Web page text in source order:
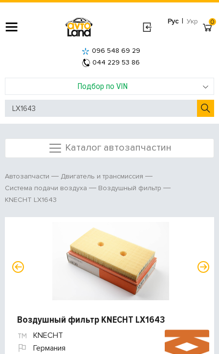
Рус | Укр
Подбор по VIN
096 548 69 29
044 229 53 86
0
Каталог автозапчастин
Автозапчасти
Двигатель и трансмиссия
Система подачи воздуха
Воздушный фильтр
KNECHT LX1643
Воздушный фильтр KNECHT LX1643
KNECHT
Германия